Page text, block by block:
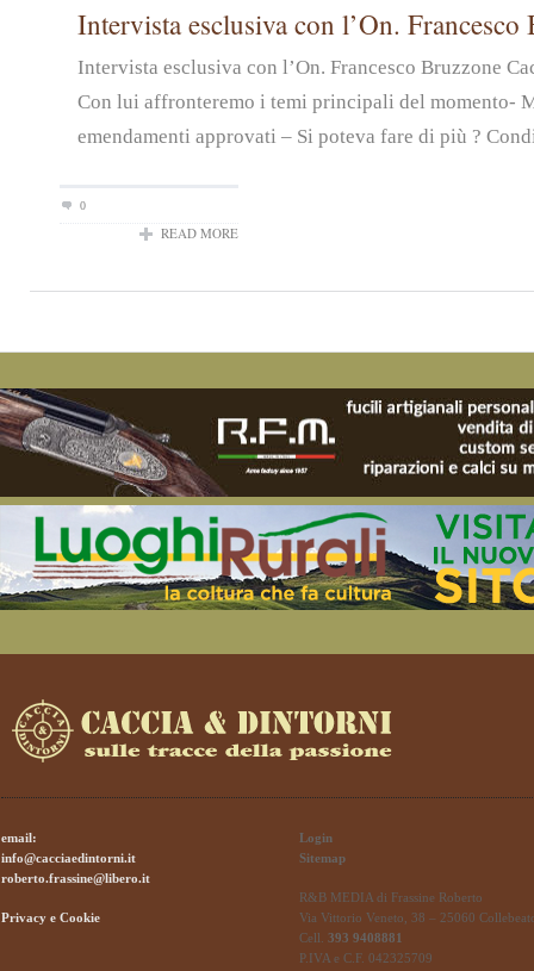
Intervista esclusiva con l’On. Francesco
Intervista esclusiva con l’On. Francesco Bruzzone
Con lui affronteremo i temi principali del momento-
emendamenti approvati – Si poteva fare di più ?
0
READ MORE
email:
info@cacciaedintorni.it
roberto.frassine@libero.it
Privacy e Cookie
Login
Sitemap
R&B MEDIA di Frassine Roberto
Via Vittorio Veneto, 38 – 25060
Cell. 393 9408881
P.IVA e C.F. 042325709